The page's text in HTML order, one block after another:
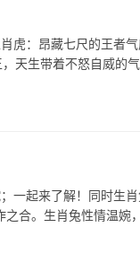
虎：昂藏七尺的王者
天生带着不怒自威的气
一起来了解！同时生
合。生肖兔性情温婉